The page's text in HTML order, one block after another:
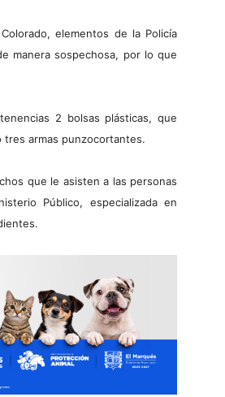
elementos de la Policía
manera sospechosa, por lo que
2 bolsas plásticas, que
tres armas punzocortantes.
que le asisten a las personas
Público, especializada en